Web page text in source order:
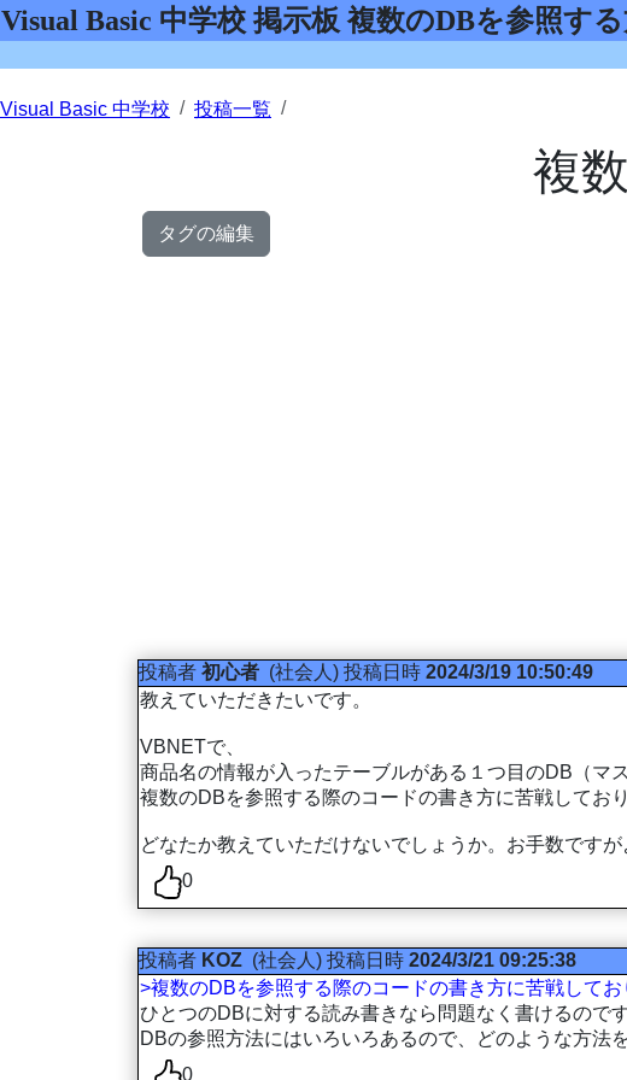
Visual Basic 中学校 掲示板 複数のDBを参照す
Visual Basic 中学校 投稿一覧
複
タグの編集
投稿者 初心者 (社会人) 投稿日時 2024/3/19 10:50:49
教えていただきたいです。
VBNETで、
商品名の情報が入ったテーブルがある１つ目のDB（マ
複数のDBを参照する際のコードの書き方に苦戦しており
どなたか教えていただけないでしょうか。お手数ですが
0
投稿者 KOZ (社会人) 投稿日時 2024/3/21 09:25:38
>複数のDBを参照する際のコードの書き方に苦戦してお
ひとつのDBに対する読み書きなら問題なく書けるので
DBの参照方法にはいろいろあるので、どのような方法
0